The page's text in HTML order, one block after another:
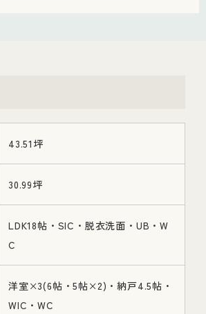
43.51坪
30.99坪
LDK18帖・SIC・脱衣洗面・UB・W
C
洋室×3(6帖・5帖×2)・納戸4.5帖・
WIC・WC